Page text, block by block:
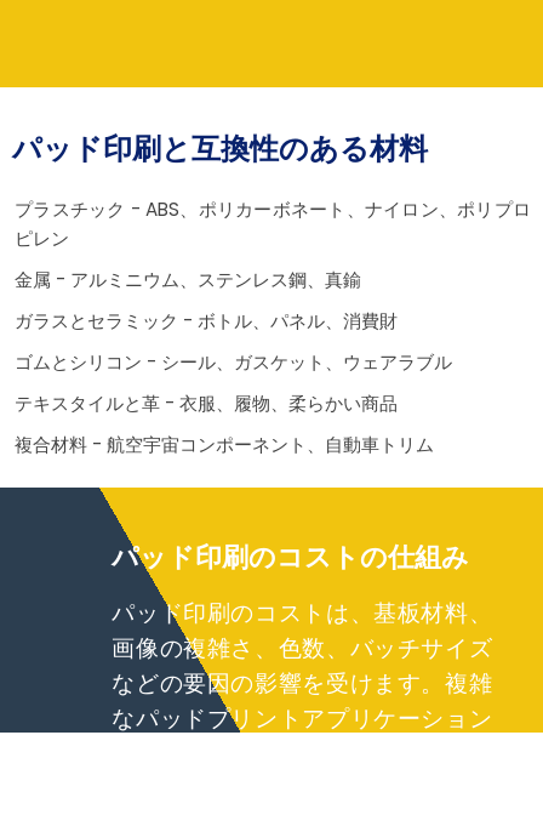
パッド印刷と互換性のある材料
プラスチック - ABS、ポリカーボネート、ナイロン、ポリプロ
ピレン
金属 - アルミニウム、ステンレス鋼、真鍮
ガラスとセラミック - ボトル、パネル、消費財
ゴムとシリコン - シール、ガスケット、ウェアラブル
テキスタイルと革 - 衣服、履物、柔らかい商品
複合材料 - 航空宇宙コンポーネント、自動車トリム
パッド印刷のコストの仕組み
パッド印刷のコストは、基板材料、
画像の複雑さ、色数、バッチサイズ
などの要因の影響を受けます。複雑
なパッドプリントアプリケーション